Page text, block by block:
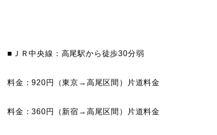
■ＪＲ中央線：高尾駅から徒歩30分弱
料金：920円（東京→高尾区間）片道料金
料金：360円（新宿→高尾区間）片道料金